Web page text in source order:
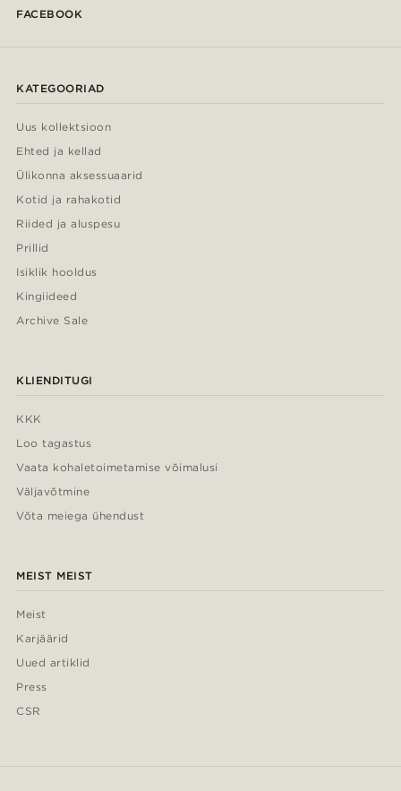
FACEBOOK
KATEGOORIAD
Uus kollektsioon
Ehted ja kellad
Ülikonna aksessuaarid
Kotid ja rahakotid
Riided ja aluspesu
Prillid
Isiklik hooldus
Kingiideed
Archive Sale
KLIENDITUGI
KKK
Loo tagastus
Vaata kohaletoimetamise võimalusi
Väljavõtmine
Võta meiega ühendust
MEIST MEIST
Meist
Karjäärid
Uued artiklid
Press
CSR